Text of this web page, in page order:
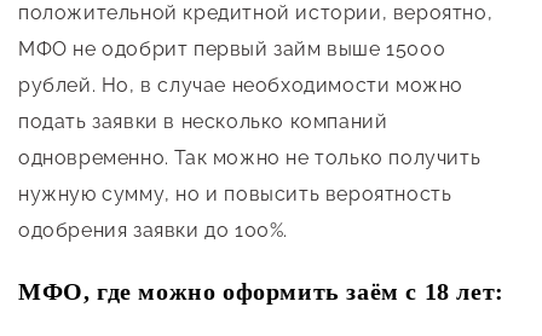
положительной кредитной истории, вероятно,
МФО не одобрит первый займ выше 15000
рублей. Но, в случае необходимости можно
подать заявки в несколько компаний
одновременно. Так можно не только получить
нужную сумму, но и повысить вероятность
одобрения заявки до 100%.
МФО, где можно оформить заём с 18 лет: